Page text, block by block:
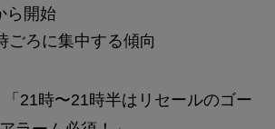
ら開始
ごろに集中する傾向
21時〜21時半はリセールのゴー